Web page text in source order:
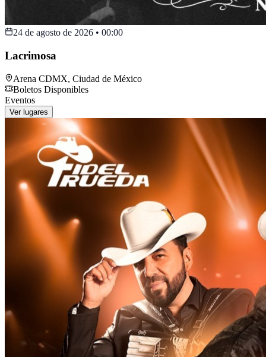
24 de agosto de 2026 • 00:00
Lacrimosa
Arena CDMX, Ciudad de México
Boletos Disponibles
Eventos
Ver lugares